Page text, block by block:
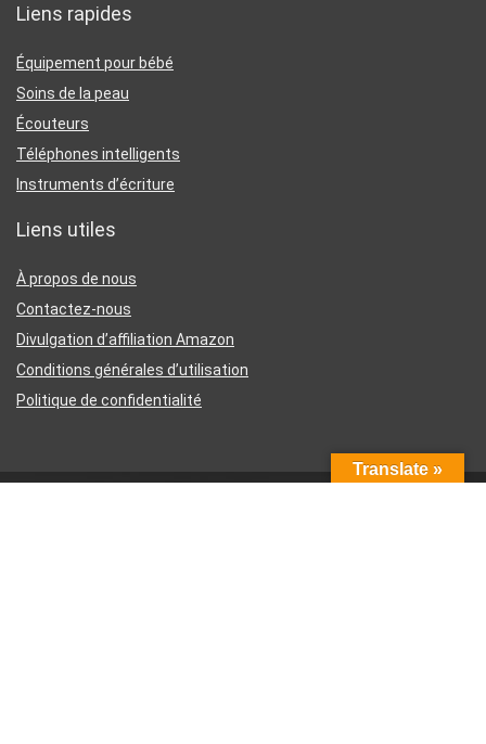
Liens rapides
Équipement pour bébé
Soins de la peau
Écouteurs
Téléphones intelligents
Instruments d’écriture
Liens utiles
À propos de nous
Contactez-nous
Divulgation d’affiliation Amazon
Conditions générales d’utilisation
Politique de confidentialité
Translate »